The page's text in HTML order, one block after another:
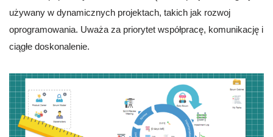
używany w dynamicznych projektach, takich jak rozwoj
oprogramowania. Uważa za priorytet współpracę, komunikację i
ciągłe doskonalenie.